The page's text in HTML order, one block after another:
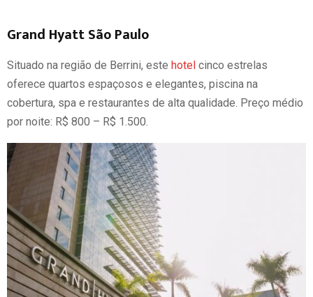
Grand Hyatt São Paulo
Situado na região de Berrini, este hotel cinco estrelas
oferece quartos espaçosos e elegantes, piscina na
cobertura, spa e restaurantes de alta qualidade. Preço médio
por noite: R$ 800 – R$ 1.500.